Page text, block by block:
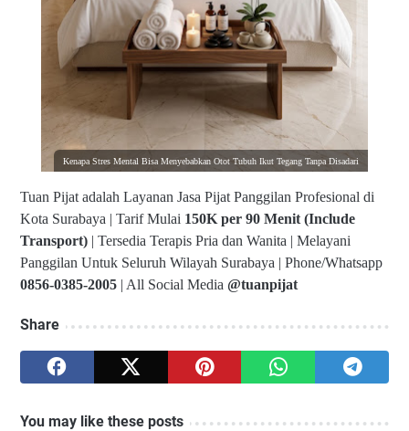
Kenapa Stres Mental Bisa Menyebabkan Otot Tubuh Ikut Tegang Tanpa Disadari
Tuan Pijat adalah Layanan Jasa Pijat Panggilan Profesional di
Kota Surabaya | Tarif Mulai 150K per 90 Menit (Include
Transport) | Tersedia Terapis Pria dan Wanita | Melayani
Panggilan Untuk Seluruh Wilayah Surabaya | Phone/Whatsapp
0856-0385-2005 | All Social Media @tuanpijat
Share
You may like these posts